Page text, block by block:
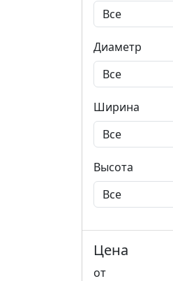
Диаметр
Ширина
Высота
Цена
от